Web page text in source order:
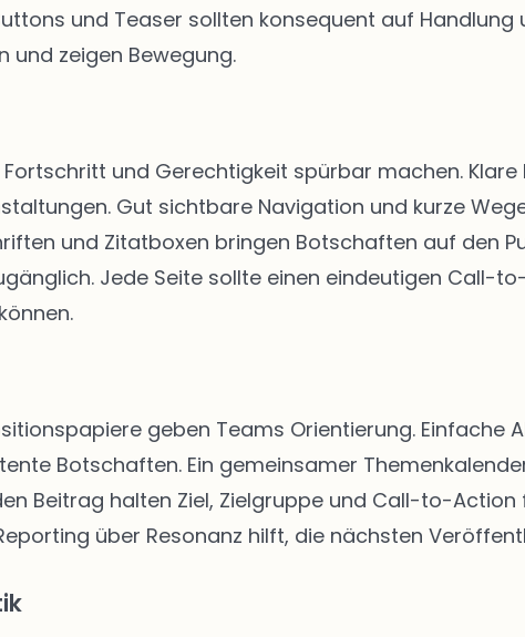
und Teaser sollten konsequent auf Handlung
und zeigen Bewegung.
und Gerechtigkeit spürbar machen.
Gut sichtbare Navigation und kurze
und Zitatboxen bringen Botschaften auf den
Jede Seite sollte einen eindeutigen Call-
geben Teams Orientierung. Einfache
Botschaften. Ein gemeinsamer
Beitrag halten Ziel, Zielgruppe und Call-to-Action
über Resonanz hilft, die nächsten